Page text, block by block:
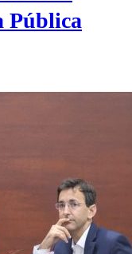
Pública